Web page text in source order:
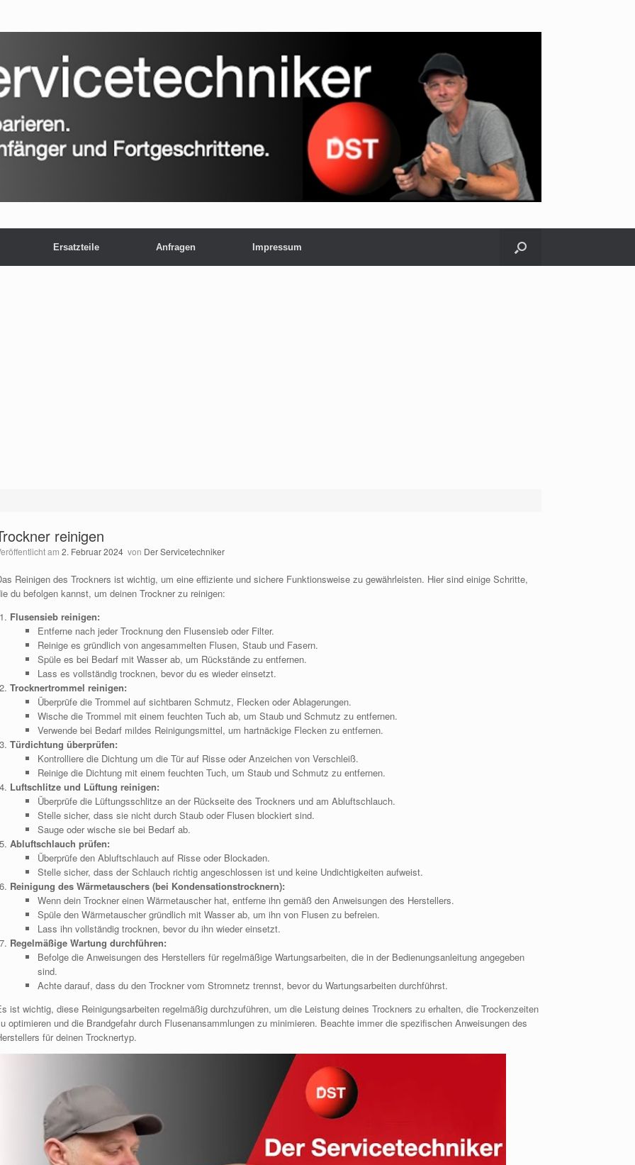
Ersatzteile Anfragen Impressum
reinigen
Veröffentlicht am2. Februar 2024 von Der Servicetechniker
Reinigen des Trockners ist wichtig, um eine effiziente und sichere Funktionsweise zu gewährleisten. Hier sind einige Schritte,
du befolgen kannst, um deinen Trockner zu reinigen:
Flusensieb reinigen:
Entferne nach jeder Trocknung den Flusensieb oder Filter.
Reinige es gründlich von angesammelten Flusen, Staub und Fasern.
Spüle es bei Bedarf mit Wasser ab, um Rückstände zu entfernen.
Lass es vollständig trocknen, bevor du es wieder einsetzt.
Trocknertrommel reinigen:
Überprüfe die Trommel auf sichtbaren Schmutz, Flecken oder Ablagerungen.
Wische die Trommel mit einem feuchten Tuch ab, um Staub und Schmutz zu entfernen.
Verwende bei Bedarf mildes Reinigungsmittel, um hartnäckige Flecken zu entfernen.
Türdichtung überprüfen:
Kontrolliere die Dichtung um die Tür auf Risse oder Anzeichen von Verschleiß.
Reinige die Dichtung mit einem feuchten Tuch, um Staub und Schmutz zu entfernen.
Luftschlitze und Lüftung reinigen:
Überprüfe die Lüftungsschlitze an der Rückseite des Trockners und am Abluftschlauch.
Stelle sicher, dass sie nicht durch Staub oder Flusen blockiert sind.
Sauge oder wische sie bei Bedarf ab.
Abluftschlauch prüfen:
Überprüfe den Abluftschlauch auf Risse oder Blockaden.
Stelle sicher, dass der Schlauch richtig angeschlossen ist und keine Undichtigkeiten aufweist.
Reinigung des Wärmetauschers (bei Kondensationstrocknern):
Wenn dein Trockner einen Wärmetauscher hat, entferne ihn gemäß den Anweisungen des Herstellers.
Spüle den Wärmetauscher gründlich mit Wasser ab, um ihn von Flusen zu befreien.
Lass ihn vollständig trocknen, bevor du ihn wieder einsetzt.
Regelmäßige Wartung durchführen:
Befolge die Anweisungen des Herstellers für regelmäßige Wartungsarbeiten, die in der Bedienungsanleitung angegeben
sind.
Achte darauf, dass du den Trockner vom Stromnetz trennst, bevor du Wartungsarbeiten durchführst.
ist wichtig, diese Reinigungsarbeiten regelmäßig durchzuführen, um die Leistung deines Trockners zu erhalten, die Trockenzeiten
optimieren und die Brandgefahr durch Flusenansammlungen zu minimieren. Beachte immer die spezifischen Anweisungen des
für deinen Trocknertyp.